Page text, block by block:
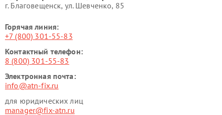
г. Благовещенск, ул. Шевченко, 85
Горячая линия:
+7 (800) 301-55-83
Контактный телефон:
8 (800) 301-55-83
Электронная почта:
info@atn-fix.ru
для юридических лиц
manager@fix-atn.ru